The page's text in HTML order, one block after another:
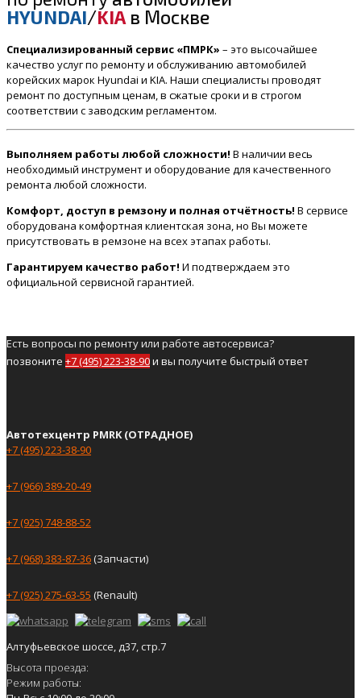
HYUNDAI/KIA в Москве
Специализированный сервис «ПМРК» – это высочайшее
качество услуг по ремонту и обслуживанию автомобилей
корейских марок Hyundai и KIA. Наши специалисты проводят
ремонт по доступным ценам, в сжатые сроки и в строгом
соответствии с заводским регламентом.
Выполняем работы любой сложности! В наличии весь
необходимый инструмент и оборудование для качественного
ремонта любой сложности.
Комфорт, доступ в ремзону и полная отчётность! В сервисе
оборудована комфортная клиентская зона, но Вы можете
присутствовать в ремзоне на всех этапах работы.
Гарантируем качество работ! И подтверждаем это
официальной сервисной гарантией.
Есть вопросы по ремонту или работе автосервиса?
позвоните +7 (495) 223-38-90и вы получите быстрый ответ
Автотехцентр PMRK (ОТРАДНОЕ)
+7 (495) 223-38-90
+7 (966) 389-20-49
+7 (925) 748-88-52
+7 (968) 383-87-36(Запчасти)
+7 (925) 275-63-55 (Renault)
Алтуфьевское шоссе, д37, стр.7
Высота проезда:
Режим работы: